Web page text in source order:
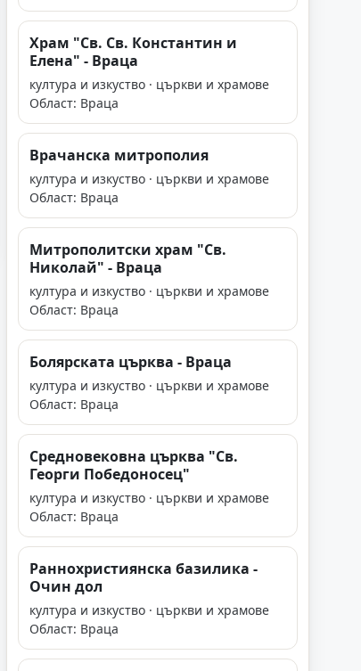
Храм "Св. Св. Константин и
Елена" - Враца
култура и изкуство · църкви и храмове
Област: Враца
Врачанска митрополия
култура и изкуство · църкви и храмове
Област: Враца
Митрополитски храм "Св.
Николай" - Враца
култура и изкуство · църкви и храмове
Област: Враца
Болярската църква - Враца
култура и изкуство · църкви и храмове
Област: Враца
Средновековна църква "Св.
Георги Победоносец"
култура и изкуство · църкви и храмове
Област: Враца
Раннохристиянска базилика -
Очин дол
култура и изкуство · църкви и храмове
Област: Враца